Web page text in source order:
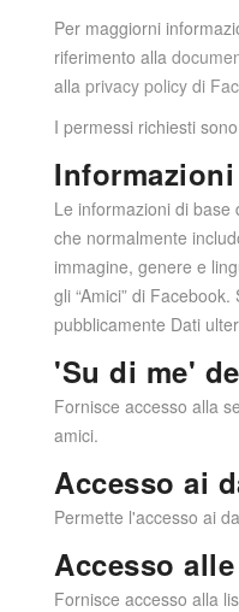
Per maggiorni
riferimento alla
alla privacy policy di
I permessi richiesti
Le informazioni di base
che normalmente
immagine, genere e
gli “Amici” di
pubblicamente Dati
'Su di me'
Fornisce accesso alla
amici.
Accesso ai
Permette l'accesso ai
Accesso
Fornisce accesso alla